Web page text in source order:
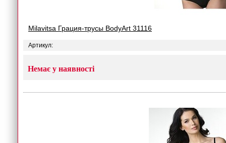
Milavitsa Грация-трусы BodyArt 31116
Артикул:
Немає у наявності